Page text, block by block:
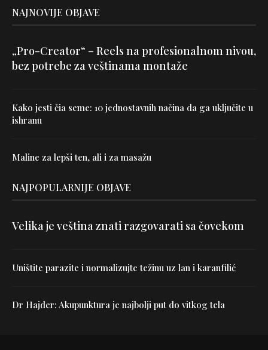
NAJNOVIJE OBJAVE
„Pro-Creator“ – Reels na profesionalnom nivou,
bez potrebe za veštinama montaže
Kako jesti čia seme: 10 jednostavnih načina da ga uključite u
ishranu
Maline za lepši ten, ali i za masažu
NAJPOPULARNIJE OBJAVE
Velika je veština znati razgovarati sa čovekom
Uništite parazite i normalizujte težinu uz lan i karanfilić
Dr Hajder: Akupunktura je najbolji put do vitkog tela